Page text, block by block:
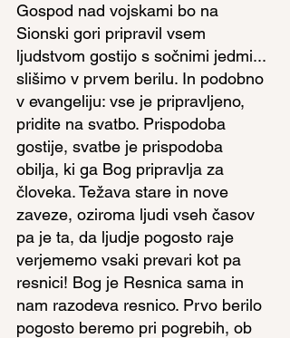
Gospod nad vojskami bo na
Sionski gori pripravil vsem
ljudstvom gostijo s sočnimi jedmi...
slišimo v prvem berilu. In podobno
v evangeliju: vse je pripravljeno,
pridite na svatbo. Prispodoba
gostije, svatbe je prispodoba
obilja, ki ga Bog pripravlja za
človeka. Težava stare in nove
zaveze, oziroma ljudi vseh časov
pa je ta, da ljudje pogosto raje
verjememo vsaki prevari kot pa
resnici! Bog je Resnica sama in
nam razodeva resnico. Prvo berilo
pogosto beremo pri pogrebih, ob